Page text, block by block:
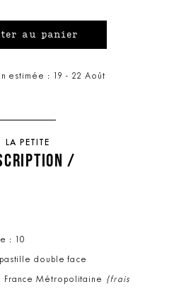
estimée : 19 - 22 Août
LA PETITE
/
: 10
double face
France Métropolitaine (frais